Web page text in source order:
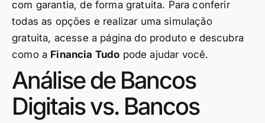
com garantia, de forma gratuita. Para conferir
todas as opções e realizar uma simulação
gratuita, acesse a página do produto e descubra
como a Financia Tudo pode ajudar você.
Análise de Bancos
Digitais vs. Bancos